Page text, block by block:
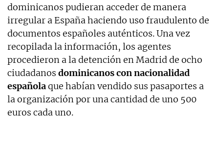
dominicanos pudieran acceder de manera
irregular a España haciendo uso fraudulento de
documentos españoles auténticos. Una vez
recopilada la información, los agentes
procedieron a la detención en Madrid de ocho
ciudadanos dominicanos con nacionalidad
españolaque habían vendido sus pasaportes a
la organización por una cantidad de uno 500
euros cada uno.